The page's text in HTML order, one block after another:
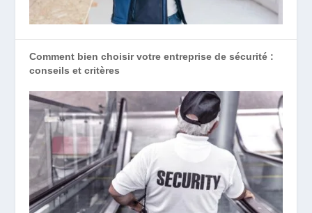
Comment bien choisir votre entreprise de sécurité :
conseils et critères